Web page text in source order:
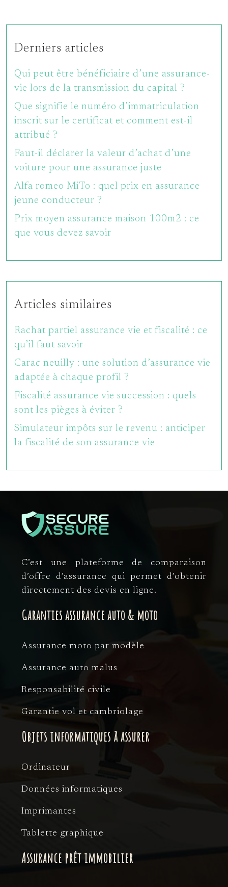
Derniers articles
Qui peut être bénéficiaire d’une assurance-
vie lors de la transmission du capital ?
Que signifie le numéro d’immatriculation
inscrit sur le certificat et comment est-il
attribué ?
Faut-il déclarer la valeur d’achat d’une
voiture pour une assurance juste
Alfa romeo MiTo : quel prix en assurance
jeune conducteur ?
Prix moyen assurance maison 100m2 : ce
que vous devez savoir
Articles similaires
Rachat partiel assurance vie et fiscalité : ce
qu’il faut savoir
Carac neuilly : une solution d’assurance vie
adaptée à chaque profil ?
Fiscalité assurance vie succession : quels
sont les pièges à éviter ?
Simulateur impôts sur le revenu : anticiper
la fiscalité de son assurance vie
C’est une plateforme de comparaison
d’offre d’assurance qui permet d’obtenir
directement des devis en ligne.
Garanties assurance auto & moto
Assurance moto par modèle
Assurance auto malus
Responsabilité civile
Garantie vol et cambriolage
Objets informatiques à assurer
Ordinateur
Données informatiques
Imprimantes
Tablette graphique
Assurance prêt immobilier